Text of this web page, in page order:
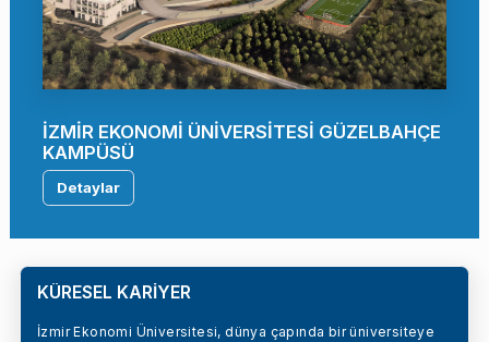
İZMİR EKONOMİ ÜNİVERSİTESİ GÜZELBAHÇE
KAMPÜSÜ
Detaylar
KÜRESEL KARİYER
İzmir Ekonomi Üniversitesi, dünya çapında bir üniversiteye